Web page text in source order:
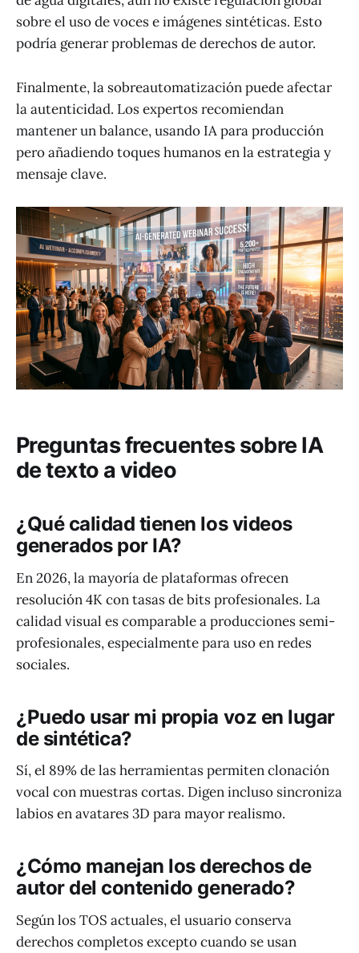
sobre el uso de voces e imágenes sintéticas. Esto
podría generar problemas de derechos de autor.
Finalmente, la sobreautomatización puede afectar
la autenticidad. Los expertos recomiendan
mantener un balance, usando IA para producción
pero añadiendo toques humanos en la estrategia y
mensaje clave.
Preguntas frecuentes sobre IA
de texto a video
¿Qué calidad tienen los videos
generados por IA?
En 2026, la mayoría de plataformas ofrecen
resolución 4K con tasas de bits profesionales. La
calidad visual es comparable a producciones semi-
profesionales, especialmente para uso en redes
sociales.
¿Puedo usar mi propia voz en lugar
de sintética?
Sí, el 89% de las herramientas permiten clonación
vocal con muestras cortas. Digen incluso sincroniza
labios en avatares 3D para mayor realismo.
¿Cómo manejan los derechos de
autor del contenido generado?
Según los TOS actuales, el usuario conserva
derechos completos excepto cuando se usan